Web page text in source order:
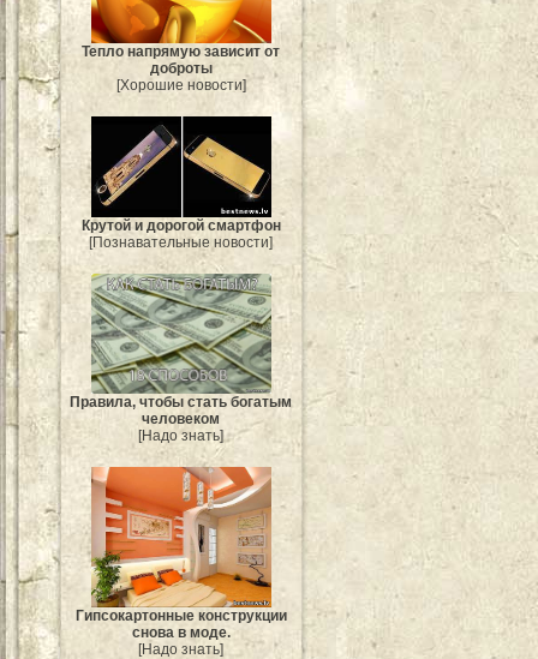
Тепло напрямую зависит от
доброты
[Хорошие новости]
Крутой и дорогой смартфон
[Познавательные новости]
Правила, чтобы стать богатым
человеком
[Надо знать]
Гипсокартонные конструкции
снова в моде.
[Надо знать]